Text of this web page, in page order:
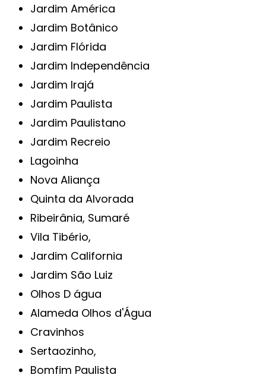
Jardim América
Jardim Botânico
Jardim Flórida
Jardim Independência
Jardim Irajá
Jardim Paulista
Jardim Paulistano
Jardim Recreio
Lagoinha
Nova Aliança
Quinta da Alvorada
Ribeirânia, Sumaré
Vila Tibério,
Jardim California
Jardim São Luiz
Olhos D água
Alameda Olhos d'Água
Cravinhos
Sertaozinho,
Bomfim Paulista